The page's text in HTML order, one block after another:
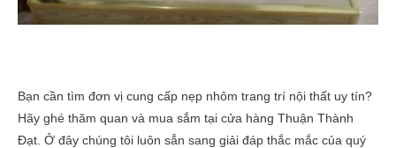
Bạn cần tìm đơn vị cung cấp nẹp nhôm trang trí nội thất uy tín?
Hãy ghé thăm quan và mua sắm tại cửa hàng Thuận Thành
Đạt. Ở đây chúng tôi luôn sẳn sang giải đáp thắc mắc của quý